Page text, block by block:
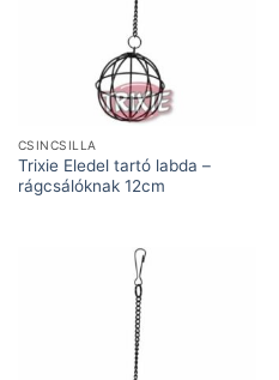
CSINCSILLA
Trixie Eledel tartó labda –
rágcsálóknak 12cm